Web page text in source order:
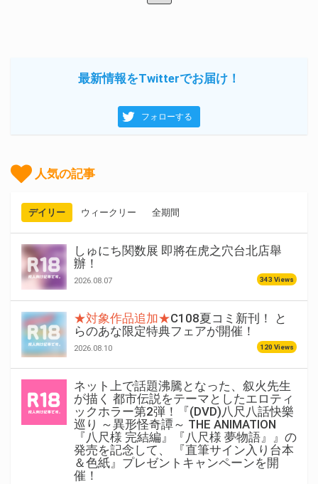
最新情報をTwitterでお届け！
フォローする
人気の記事
デイリー ウィークリー 全期間
しゅにち関数展 即將在虎之穴台北店舉
辦！
2026.08.07 343 Views
★対象作品追加★C108夏コミ新刊！ と
らのあな限定特典フェアが開催！
2026.08.10 120 Views
ネット上で話題沸騰となった、叙火先生
が描く 都市伝説をテーマとしたエロティ
ックホラー第2弾！『(DVD)八尺八話快樂
巡り ～異形怪奇譚～ THE ANIMATION
『八尺様 完結編』『八尺様 夢物語』』の
発売を記念して、 『直筆サイン入り台本
＆色紙』プレゼントキャンペーンを開
催！